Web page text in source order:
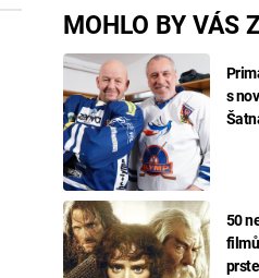
MOHLO BY VÁS
s
50